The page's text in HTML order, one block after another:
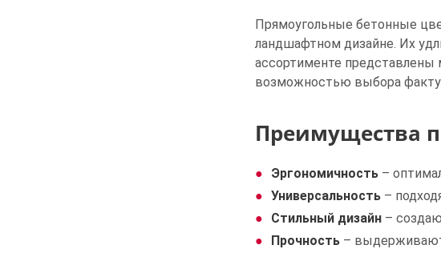
Прямоугольные бетонные
ландшафтном дизайне. Их
ассортименте
возможностью выбора
Преимущества
Эргономичность –
Универсальность –
Стильный дизайн –
Прочность – выдерживают